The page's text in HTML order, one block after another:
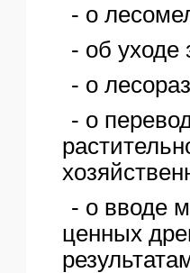
- о
- об уходе
- о
- о
- о вводе
ценных